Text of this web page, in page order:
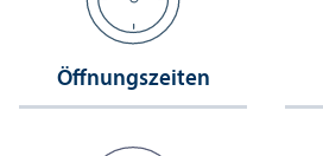
Öffnungs­zeiten